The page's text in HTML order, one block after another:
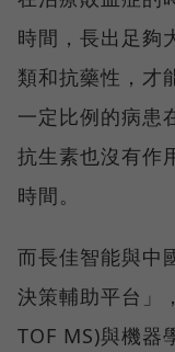
時間，長出足夠
類和抗藥性，才
一定比例的病患
抗生素也沒有作
時間。
而長佳智能與中
決策輔助平台」
TOF MS)與機器